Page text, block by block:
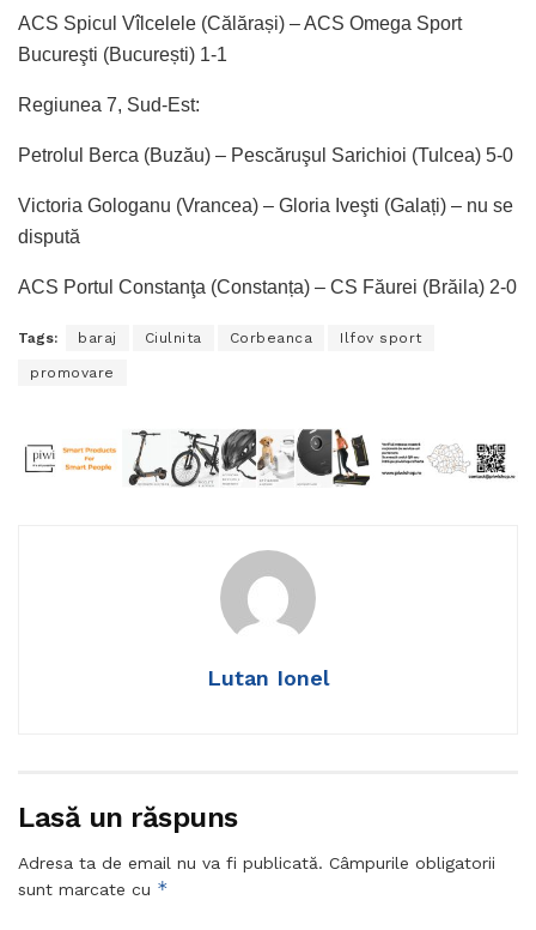
ACS Spicul Vîlcelele (Călărași) – ACS Omega Sport
Bucureşti (București) 1-1
Regiunea 7, Sud-Est:
Petrolul Berca (Buzău) – Pescăruşul Sarichioi (Tulcea) 5-0
Victoria Gologanu (Vrancea) – Gloria Iveşti (Galați) – nu se
dispută
ACS Portul Constanţa (Constanța) – CS Făurei (Brăila) 2-0
Tags: baraj Ciulnita Corbeanca Ilfov sport
promovare
Lutan Ionel
Lasă un răspuns
Adresa ta de email nu va fi publicată. Câmpurile obligatorii
sunt marcate cu *